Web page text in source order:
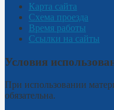
Карта сайта
Схема проезда
Время работы
Ссылки на сайты
Условия
При использовании
обязательна.